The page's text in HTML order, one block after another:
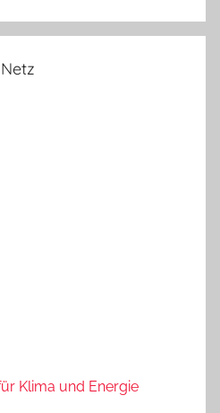
Klima und Energie